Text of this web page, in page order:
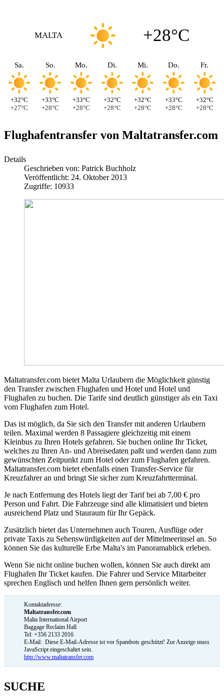
MALTA +28°C
Sa.
+32°C
+27°C
So.
+33°C
+28°C
Mo.
+33°C
+28°C
Di.
+32°C
+28°C
Mi.
+32°C
+28°C
Do.
+33°C
+28°C
Fr.
+32°C
+28°C
Flughafentransfer von Maltatransfer.com
Details
Geschrieben von: Patrick Buchholz
Veröffentlicht: 24. Oktober 2013
Zugriffe: 10933
Maltatransfer.com bietet Malta Urlaubern die Möglichkeit günstig
den Transfer zwischen Flughafen und Hotel und Hotel und
Flughafen zu buchen. Die Tarife sind deutlich günstiger als ein Taxi
vom Flughafen zum Hotel.
Das ist möglich, da Sie sich den Transfer mit anderen Urlaubern
teilen. Maximal werden 8 Passagiere gleichzeitig mit einem
Kleinbus zu Ihren Hotels gefahren. Sie buchen online Ihr Ticket,
welches zu Ihren An- und Abreisedaten paßt und werden dann zum
gewünschten Zeitpunkt zum Hotel oder zum Flughafen gefahren.
Maltatransfer.com bietet ebenfalls einen Transfer-Service für
Kreuzfahrer an und bringt Sie sicher zum Kreuzfahrtterminal.
Je nach Entfernung des Hotels liegt der Tarif bei ab 7,00 € pro
Person und Fahrt. Die Fahrzeuge sind alle klimatisiert und bieten
ausreichend Platz und Stauraum für Ihr Gepäck.
Zusätzlich bietet das Unternehmen auch Touren, Ausflüge oder
private Taxis zu Sehenswürdigkeiten auf der Mittelmeerinsel an. So
können Sie das kulturelle Erbe Malta's im Panoramablick erleben.
Wenn Sie nicht online buchen wollen, können Sie auch direkt am
Flughafen Ihr Ticket kaufen. Die Fahrer und Service Mitarbeiter
sprechen Englisch und helfen Ihnen gern persönlich weiter.
Kontaktadresse:
Maltatransfer.com
Malta International Airport
Baggage Reclaim Hall
Tel: +356 2133 2016
E-Mail: Diese E-Mail-Adresse ist vor Spambots geschützt! Zur Anzeige muss
JavaScript eingeschaltet sein.
http://www.maltatransfer.com
SUCHE